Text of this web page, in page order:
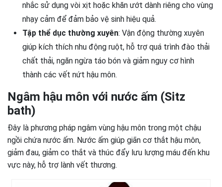
nhắc sử dụng vòi xịt hoặc khăn ướt dành riêng cho vùng
nhạy cảm để đảm bảo vệ sinh hiệu quả.
Tập thể dục thường xuyên: Vận động thường xuyên
giúp kích thích nhu động ruột, hỗ trợ quá trình đào thải
chất thải, ngăn ngừa táo bón và giảm nguy cơ hình
thành các vết nứt hậu môn.
Ngâm hậu môn với nước ấm (Sitz
bath)
Đây là phương pháp ngâm vùng hậu môn trong một chậu
ngồi chứa nước ấm. Nước ấm giúp giãn cơ thắt hậu môn,
giảm đau, giảm co thắt và thúc đẩy lưu lượng máu đến khu
vực này, hỗ trợ lành vết thương.